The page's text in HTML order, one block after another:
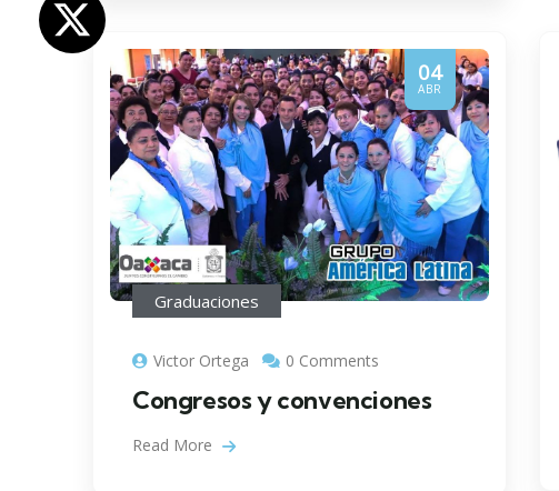
04
ABR
Graduaciones
Victor Ortega 0 Comments
Congresos y convenciones
Read More